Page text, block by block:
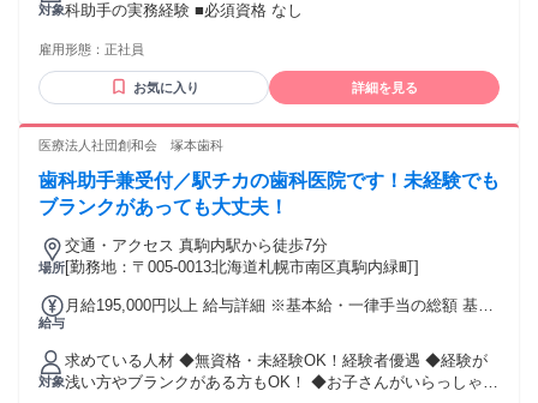
対象
科助手の実務経験 ■必須資格 なし
雇用形態： 正社員
お気に入り 詳細を見る
医療法人社団創和会 塚本歯科
歯科助手兼受付／駅チカの歯科医院です！未経験でも
ブランクがあっても大丈夫！
場所
交通・アクセス 真駒内駅から徒歩7分
[勤務地：〒005-0013北海道札幌市南区真駒内緑町]
給与
月給195,000円以上 給与詳細 ※基本給・一律手当の総額 基本
律で支払われる通勤・皆勤・家族手当金額：あり 1ヶ月あたり
5000円 〜 1万円 全員に一律で支払われるその他手当金額：な
し 各種手当あり 昇給あり 試用・研修期間：3ヶ月 試用・研修
対象
求めている人材 ◆無資格・未経験OK！経験者優遇 ◆経験が
浅い方やブランクがある方もOK！ ◆お子さんがいらっしゃる